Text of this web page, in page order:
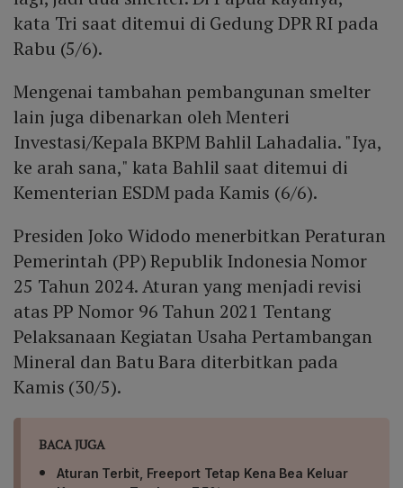
kata Tri saat ditemui di Gedung DPR RI pada
Rabu (5/6).
Mengenai tambahan pembangunan smelter
lain juga dibenarkan oleh Menteri
Investasi/Kepala BKPM Bahlil Lahadalia. "Iya,
ke arah sana," kata Bahlil saat ditemui di
Kementerian ESDM pada Kamis (6/6).
Presiden Joko Widodo menerbitkan Peraturan
Pemerintah (PP) Republik Indonesia Nomor
25 Tahun 2024. Aturan yang menjadi revisi
atas PP Nomor 96 Tahun 2021 Tentang
Pelaksanaan Kegiatan Usaha Pertambangan
Mineral dan Batu Bara diterbitkan pada
Kamis (30/5).
BACA JUGA
Aturan Terbit, Freeport Tetap Kena Bea Keluar